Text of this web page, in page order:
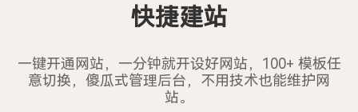
快捷建站
一键开通网站，一分钟就开设好网站，100+ 模板任
意切换，傻瓜式管理后台，不用技术也能维护网
站。